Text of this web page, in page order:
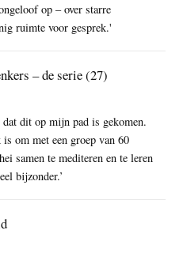
op – over starre
ruimte voor gesprek.'
– de serie (27)
dit op mijn pad is gekomen.
om met een groep van 60
samen te mediteren en te leren
bijzonder.’